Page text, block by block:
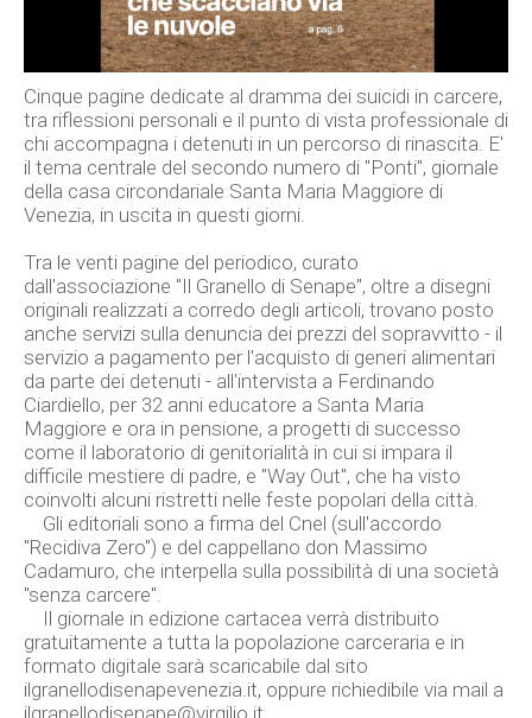
Cinque pagine dedicate al dramma dei suicidi in carcere,
tra riflessioni personali e il punto di vista professionale di
chi accompagna i detenuti in un percorso di rinascita. E'
il tema centrale del secondo numero di "Ponti", giornale
della casa circondariale Santa Maria Maggiore di
Venezia, in uscita in questi giorni.
Tra le venti pagine del periodico, curato
dall'associazione "Il Granello di Senape", oltre a disegni
originali realizzati a corredo degli articoli, trovano posto
anche servizi sulla denuncia dei prezzi del sopravvitto - il
servizio a pagamento per l'acquisto di generi alimentari
da parte dei detenuti - all'intervista a Ferdinando
Ciardiello, per 32 anni educatore a Santa Maria
Maggiore e ora in pensione, a progetti di successo
come il laboratorio di genitorialità in cui si impara il
difficile mestiere di padre, e "Way Out", che ha visto
coinvolti alcuni ristretti nelle feste popolari della città.
Gli editoriali sono a firma del Cnel (sull'accordo
"Recidiva Zero") e del cappellano don Massimo
Cadamuro, che interpella sulla possibilità di una società
"senza carcere".
Il giornale in edizione cartacea verrà distribuito
gratuitamente a tutta la popolazione carceraria e in
formato digitale sarà scaricabile dal sito
ilgranellodisenapevenezia.it, oppure richiedibile via mail a